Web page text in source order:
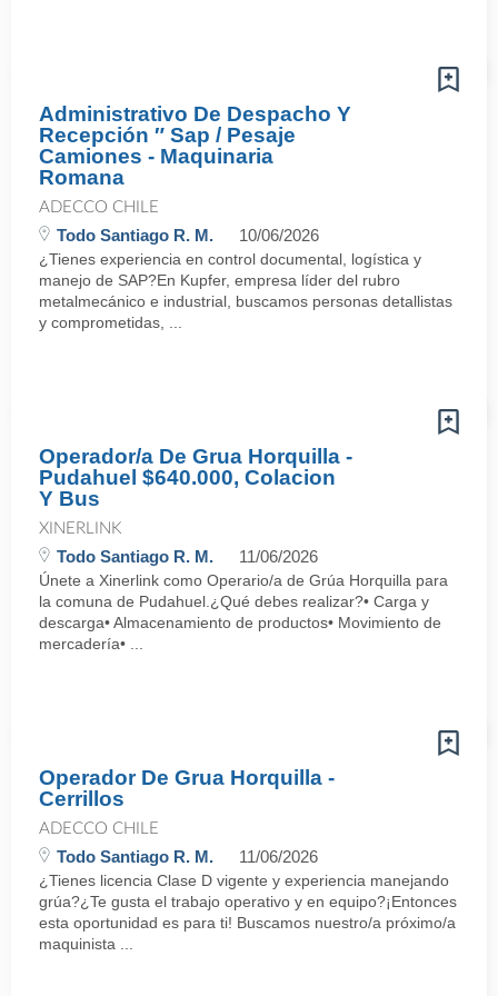
Administrativo De Despacho Y
Recepción ″ Sap / Pesaje
Camiones - Maquinaria
Romana
ADECCO CHILE
Todo Santiago R. M. 10/06/2026
¿Tienes experiencia en control documental, logística y
manejo de SAP?En Kupfer, empresa líder del rubro
metalmecánico e industrial, buscamos personas detallistas
y comprometidas, ...
Operador/a De Grua Horquilla -
Pudahuel $640.000, Colacion
Y Bus
XINERLINK
Todo Santiago R. M. 11/06/2026
Únete a Xinerlink como Operario/a de Grúa Horquilla para
la comuna de Pudahuel.¿Qué debes realizar?• Carga y
descarga• Almacenamiento de productos• Movimiento de
mercadería• ...
Operador De Grua Horquilla -
Cerrillos
ADECCO CHILE
Todo Santiago R. M. 11/06/2026
¿Tienes licencia Clase D vigente y experiencia manejando
grúa?¿Te gusta el trabajo operativo y en equipo?¡Entonces
esta oportunidad es para ti! Buscamos nuestro/a próximo/a
maquinista ...